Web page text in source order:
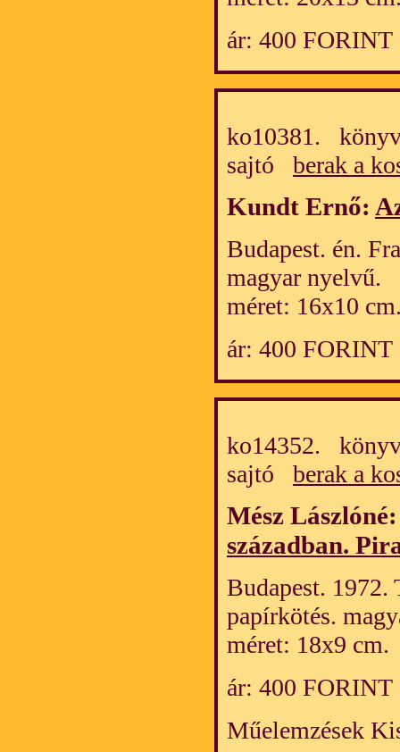
ár: 400 FORINT
ko10381.
sajtó berak a
Kundt Ernő:
Budapest. én.
magyar nyelvű.
méret: 16x10
ár: 400 FORINT
ko14352.
sajtó berak a
Mész
században.
Budapest. 1972.
papírkötés.
méret: 18x9 cm.
ár: 400 FORINT
Műelemzések